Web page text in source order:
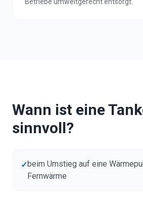
Wann ist eine
sinnvoll?
✓beim Umstieg auf eine
Fernwärme